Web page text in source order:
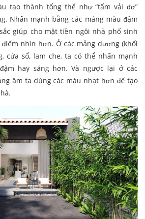
tạo thành tổng thể như “tấm vải đơ”
Nhấn mạnh bằng các mảng màu đậm
giúp cho mặt tiền ngôi nhà phố sinh
nhìn hơn. Ở các mảng dương (khối
cửa sổ, lam che, ta có thể nhấn mạnh
hay sáng hơn. Và ngược lại ở các
âm ta dùng các màu nhạt hơn để tạo